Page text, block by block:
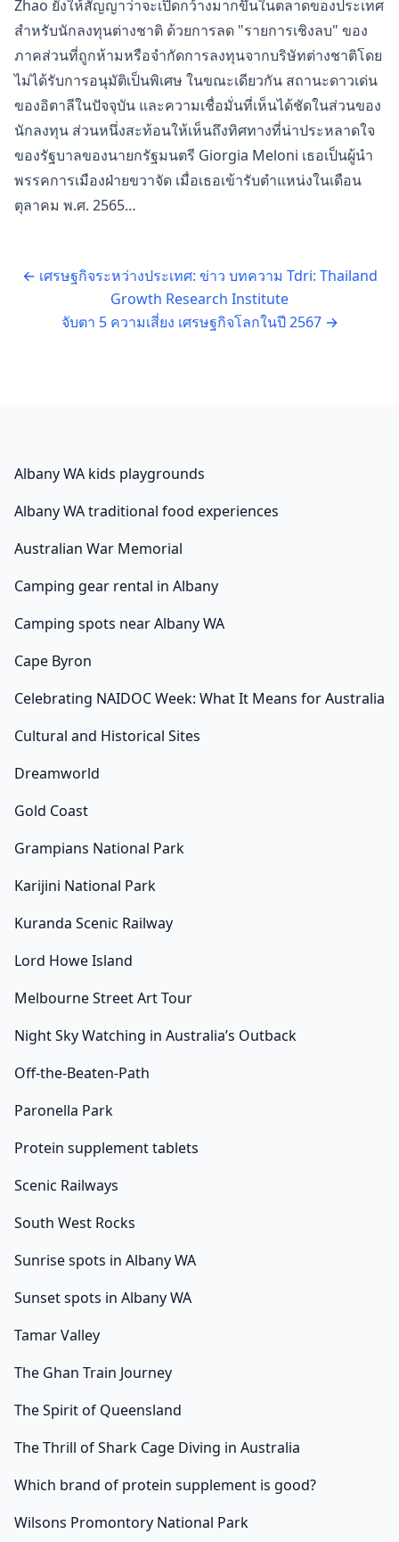
Zhao ยังให้สัญญาว่าจะเปิดกว้างมากขึ้นในตลาดของประเทศ
สำหรับนักลงทุนต่างชาติ ด้วยการลด "รายการเชิงลบ" ของ
ภาคส่วนที่ถูกห้ามหรือจำกัดการลงทุนจากบริษัทต่างชาติโดย
ไม่ได้รับการอนุมัติเป็นพิเศษ ในขณะเดียวกัน สถานะดาวเด่น
ของอิตาลีในปัจจุบัน และความเชื่อมั่นที่เห็นได้ชัดในส่วนของ
นักลงทุน ส่วนหนึ่งสะท้อนให้เห็นถึงทิศทางที่น่าประหลาดใจ
ของรัฐบาลของนายกรัฐมนตรี Giorgia Meloni เธอเป็นผู้นำ
พรรคการเมืองฝ่ายขวาจัด เมื่อเธอเข้ารับตำแหน่งในเดือน
ตุลาคม พ.ศ. 2565…
← เศรษฐกิจระหว่างประเทศ: ข่าว บทความ Tdri: Thailand
Growth Research Institute
จับตา 5 ความเสี่ยง เศรษฐกิจโลกในปี 2567 →
Albany WA kids playgrounds
Albany WA traditional food experiences
Australian War Memorial
Camping gear rental in Albany
Camping spots near Albany WA
Cape Byron
Celebrating NAIDOC Week: What It Means for Australia
Cultural and Historical Sites
Dreamworld
Gold Coast
Grampians National Park
Karijini National Park
Kuranda Scenic Railway
Lord Howe Island
Melbourne Street Art Tour
Night Sky Watching in Australia’s Outback
Off-the-Beaten-Path
Paronella Park
Protein supplement tablets
Scenic Railways
South West Rocks
Sunrise spots in Albany WA
Sunset spots in Albany WA
Tamar Valley
The Ghan Train Journey
The Spirit of Queensland
The Thrill of Shark Cage Diving in Australia
Which brand of protein supplement is good?
Wilsons Promontory National Park